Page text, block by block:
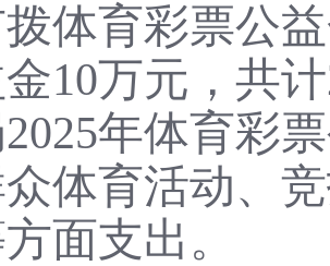
体育彩票公
10万元，共
年体育彩
体育活动、
方面支出。